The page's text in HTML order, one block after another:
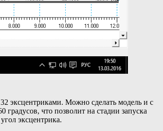
эксцентриками. Можно сделать модель и с
что позволит на стадии запуска
эксцентрика.